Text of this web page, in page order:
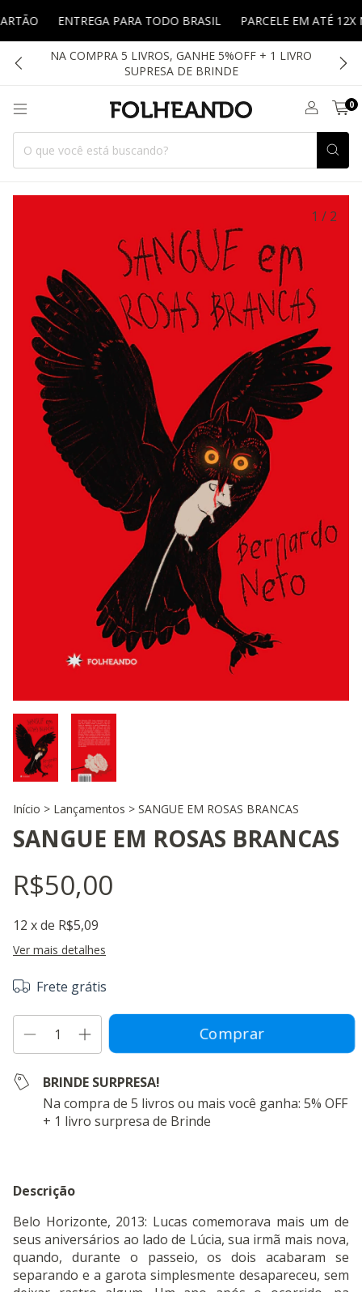
ENTREGA PARA TODO BRASIL PARCELE EM ATÉ 12X
NA COMPRA 5 LIVROS, GANHE 5%OFF + 1 LIVRO
SUPRESA DE BRINDE
0
1 / 2
Início > Lançamentos > SANGUE EM ROSAS BRANCAS
SANGUE EM ROSAS BRANCAS
R$50,00
12 x de R$5,09
Ver mais detalhes
Frete grátis
BRINDE SURPRESA!
Na compra de 5 livros ou mais você ganha: 5% OFF
+ 1 livro surpresa de Brinde
Descrição
Belo Horizonte, 2013: Lucas comemorava mais um de
seus aniversários ao lado de Lúcia, sua irmã mais nova,
quando, durante o passeio, os dois acabaram se
separando e a garota simplesmente desapareceu, sem